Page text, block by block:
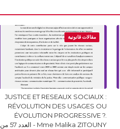
مقالات قانونية
JUSTICE ET RESEAUX SOCIAUX :
RÉVOLUTION DES USAGES OU
ÉVOLUTION PROGRESSIVE ?.
Mme Malika ZITOUNY - العدد 57 من